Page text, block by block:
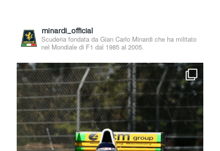
minardi_official
Scuderia fondata da Gian Carlo Minardi che ha militato
nel Mondiale di F1 dal 1985 al 2005.